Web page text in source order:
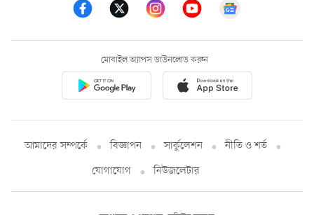
মোবাইল অ্যাপস ডাউনলোড করুন
আমাদের সম্পর্কে বিজ্ঞাপন সার্কুলেশন
নীতি ও শর্ত
যোগাযোগ
নিউজলেটার